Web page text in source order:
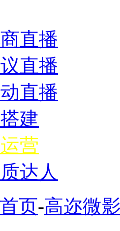
直播
直播
直播
建
营
达人
首页-高迩微